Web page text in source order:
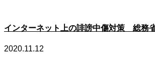
インターネット上の誹謗中傷対策 総
2020.11.12